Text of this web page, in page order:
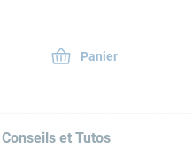
Conseils et Tutos